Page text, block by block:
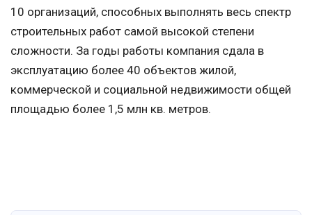
10 организаций, способных выполнять весь спектр
строительных работ самой высокой степени
сложности. За годы работы компания сдала в
эксплуатацию более 40 объектов жилой,
коммерческой и социальной недвижимости общей
площадью более 1,5 млн кв. метров.